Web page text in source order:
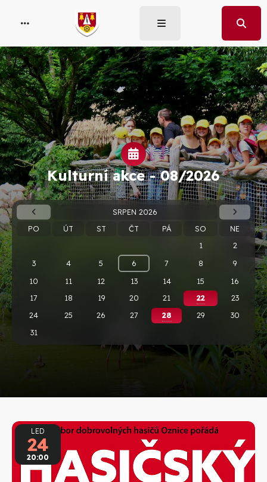
Kulturní akce -08/2026
SRPEN 2026
PO
ÚT ST ČT PÁ SO
NE
1
2
3
4 5 6 7 8
9
10
11 12 13 14 15
16
17
18 19 20 21 22
23
24
25 26 27 28 29
30
31
LED
24
20:00